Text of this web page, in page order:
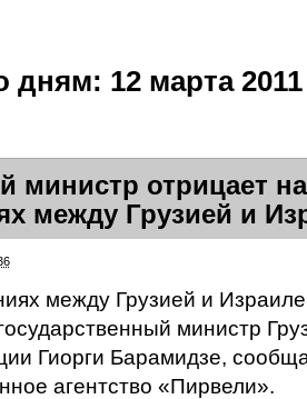
дням: 12 марта 2011
министр отрицает
между Грузией и
между Грузией и
министр
Гиорги Барамидзе,
агентство «Пирвели».